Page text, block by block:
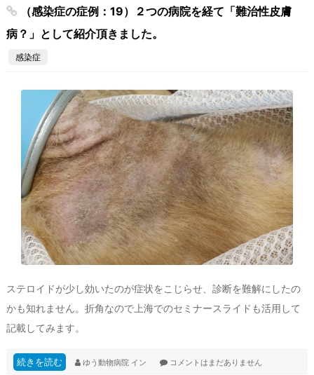
（感染症の症例：19）２つの病院を経て「難治性皮膚
病？」として紹介頂きました。
感染症
ステロイドが少し効いたのが症状をこじらせ、診断を難解にしたの
かも知れません。折角なので上海でのセミナースライドも活用して
記載してみます。
続きを読む ゆう動物病院 イン コメントはまだありません